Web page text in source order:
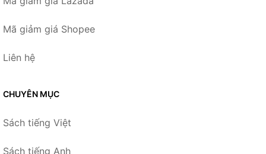
Mã giảm giá Shopee
Liên hệ
CHUYÊN MỤC
Sách tiếng Việt
Sách tiếng Anh